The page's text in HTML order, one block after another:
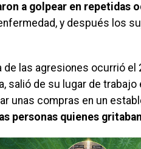
a golpear en repetidas
y después los
de las agresiones ocurrió
salió de su lugar de
unas compras en un
personas quienes